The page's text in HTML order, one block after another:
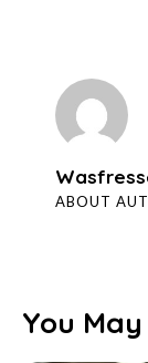
ABOUT
You